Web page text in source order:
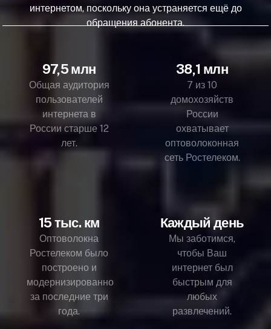
интернетом, поскольку она устраняется ещё до
обращения абонента.
97,5 млн
Общая аудитория
пользователей
интернета в
России старше 12
лет.
38,1 млн
7 из 10
домохозяйств
России
охватывает
оптоволоконная
сеть Ростелеком.
15 тыс. км
Оптоволокна
Ростелеком было
построено и
модернизированно
за последние три
года.
Каждый день
Мы заботимся,
чтобы Ваш
интернет был
быстрым для
любых
развлечений.